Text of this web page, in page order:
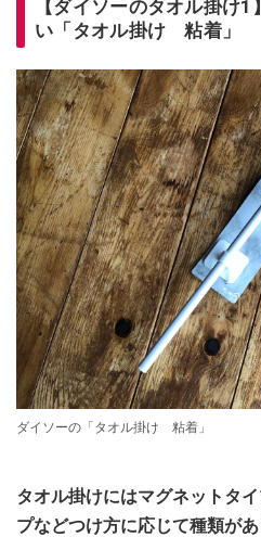
【ダイソーのタオル掛け
い「タオル掛け 粘着」
ダイソーの「タオル掛け 粘着」
タオル掛けにはマグネットタ
プなどつけ方に応じて種類があ